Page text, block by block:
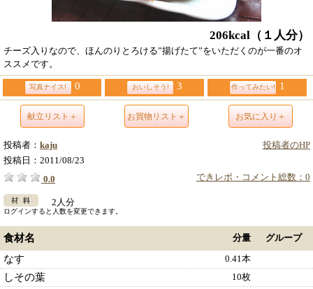
206kcal （１人分）
チーズ入りなので、ほんのりとろける”揚げたて”をいただくのが一番のオ
ススメです。
写真ナイス! 0 おいしそう! 3 作ってみたい! 1
献立リスト＋ お買物リスト＋ お気に入り＋
投稿者のHP
投稿者： kaju
投稿日： 2011/08/23
できレポ・コメント総数：0
0.0
2人分
ログインすると人数を変更できます。
食材名 分量 グループ
なす 0.41本
しその葉 10枚